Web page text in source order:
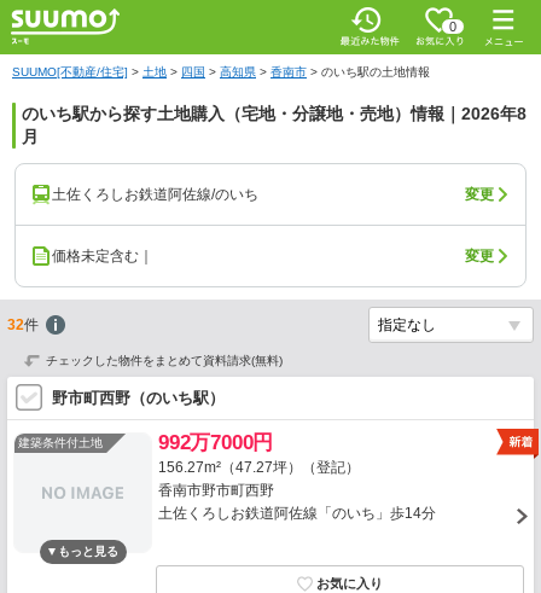
0
SUUMO[不動産/住宅] > 土地 > 四国 > 高知県 > 香南市 > のいち駅の土地情報
のいち駅から探す土地購入（宅地・分譲地・売地）情報｜2026年8
月
土佐くろしお鉄道阿佐線/のいち 変更
価格未定含む｜ 変更
32件
チェックした物件をまとめて資料請求(無料)
野市町西野（のいち駅）
建築条件付土地 992万7000円
156.27m²（47.27坪）（登記）
香南市野市町西野
土佐くろしお鉄道阿佐線「のいち」歩14分